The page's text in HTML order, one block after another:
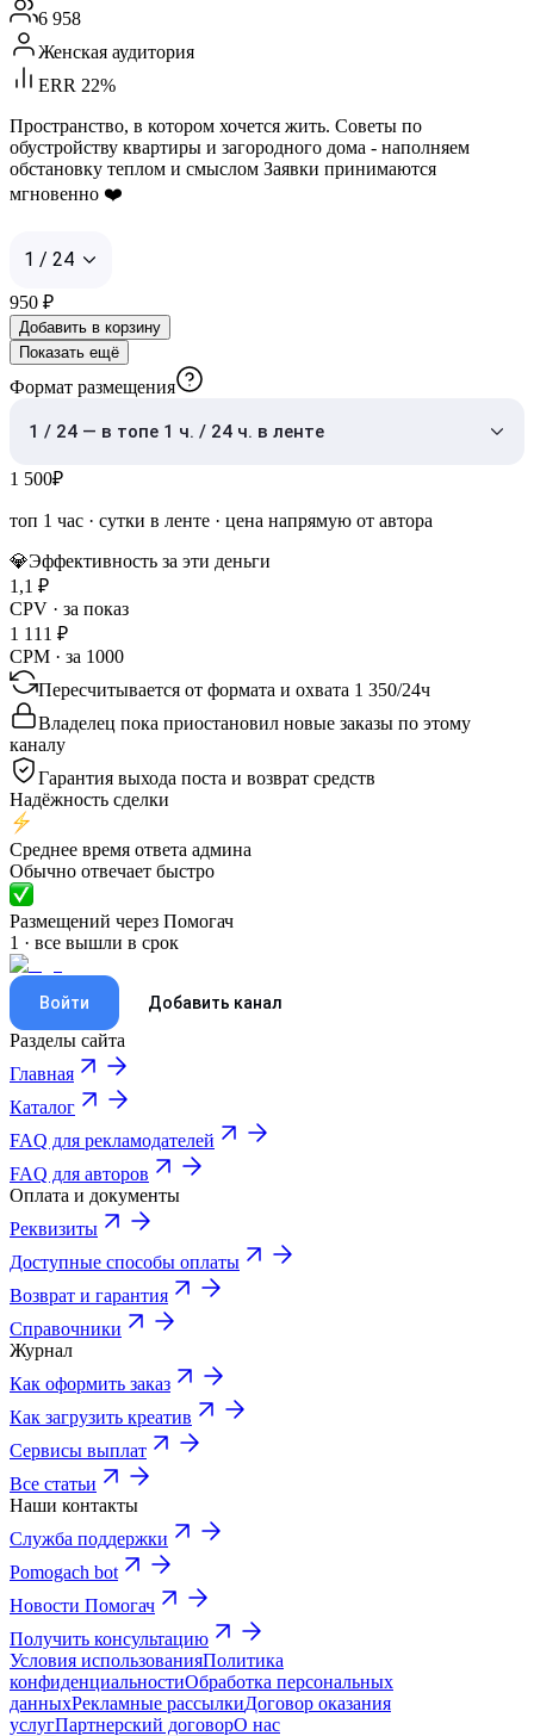
6 958
Женская аудитория
ERR 22%
Пространство, в котором хочется жить. Советы по
обустройству квартиры и загородного дома - наполняем
обстановку теплом и смыслом Заявки принимаются
мгновенно ❤️
1 / 24
950 ₽
Добавить в корзину
Показать ещё
Формат размещения
1 / 24 — в топе 1 ч. / 24 ч. в ленте
1 500₽
топ 1 час · сутки в ленте · цена напрямую от автора
💎Эффективность за эти деньги
1,1 ₽
CPV · за показ
1 111 ₽
CPM · за 1000
Пересчитывается от формата и охвата 1 350/24ч
Владелец пока приостановил новые заказы по этому
каналу
Гарантия выхода поста и возврат средств
Надёжность сделки
Среднее время ответа админа
Обычно отвечает быстро
Размещений через Помогач
1 · все вышли в срок
Войти Добавить канал
Разделы сайта
Главная
Каталог
FAQ для рекламодателей
FAQ для авторов
Оплата и документы
Реквизиты
Доступные способы оплаты
Возврат и гарантия
Справочники
Журнал
Как оформить заказ
Как загрузить креатив
Сервисы выплат
Все статьи
Наши контакты
Служба поддержки
Pomogach bot
Новости Помогач
Получить консультацию
Условия использованияПолитика
конфиденциальностиОбработка персональных
данныхРекламные рассылкиДоговор оказания
услугПартнерский договорО нас